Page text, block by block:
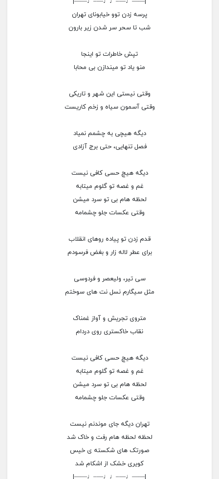
پرسه زدن توو خیابونای تهران
شب تا سحر سر شدن زیر بارون
تپش خاطرات تو اینجا
منو یاد تو میندازن بی محابا
وقتی نیستی این شهر و تاریکی
وقتی آسمون سیاه و زخم کاریست
دیگه هیچی به چشمم نمیاد
فصل تنهایی، حتی برج آزادی
دیگه هیچ حسی کافی نیست
غم و غصه تو گلوم میتابه
لحظه هام بی تو سرد میشن
وقتی عکسات جلو چشمامه
قدم زدن تو پیاده روهای انقلاب
برای عطر لاله زار و بغض فرسودم
سی تیر، ولیعصر و فردوسی
مثل سیگارم نسل نت های سوختم
متروی تجریش و آواز غمناک
نقاب خاکستری روی دردام
دیگه هیچ حسی کافی نیست
غم و غصه تو گلوم میتابه
لحظه هام بی تو سرد میشن
وقتی عکسات جلو چشمامه
تهران دیگه جای موندنم نیست
لحظه لحظه هام رفت و خاک شد
صورتک های شکسته ی خیس
کویری خشک از اشکام شد
|——♩—–♩♩—–♩——|